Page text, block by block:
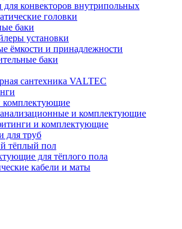
для конвекторов внутрипольных
головки
баки
установки
ёмкости и принадлежности
баки
сантехника VALTEC
комплектующие
и комплектующие
и комплектующие
для труб
тёплый пол
для тёплого пола
кабели и маты